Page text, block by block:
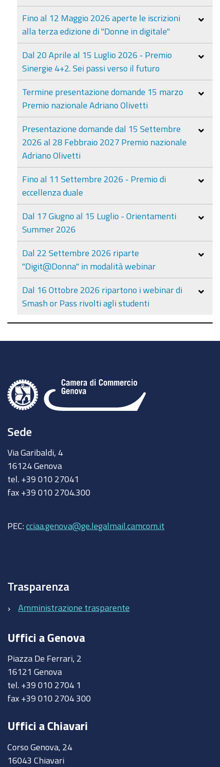
Fino al 12 Maggio 2026 aperte le iscrizioni
alla terza edizione di "Donne in digitale"
Dal 20 Aprile al 15 Luglio 2026 - Premio
Sinergie 4+2. Sei passi verso il futuro
Termine presentazione domande 15 marzo
Premio nazionale Adriano Olivetti
Presentazione domande dal 15 Settembre
2026 al 28 Febbraio 2027 Premio nazionale
Adriano Olivetti
Fino al 11 Settembre 2026 - Premio di
eccellenza duale
Dal 17 Giugno al 15 Luglio - Orientamenti
Summer 2026
Dal 22 Settembre 2026 riparte
"Digit@Donna" in modalità webinar
Dal 16 Ottobre 2026 ripartono i webinar di
Smash or Pass rivolti agli studenti
Sede
Via Garibaldi, 4
16124 Genova
tel. +39 010 27041
fax +39 010 2704.300
PEC: cciaa.genova@ge.legalmail.camcom.it
Trasparenza
Amministrazione trasparente
Uffici a Genova
Piazza De Ferrari, 2
16121 Genova
tel. +39 010 2704 1
fax +39 010 2704 300
Uffici a Chiavari
Corso Genova, 24
16043 Chiavari